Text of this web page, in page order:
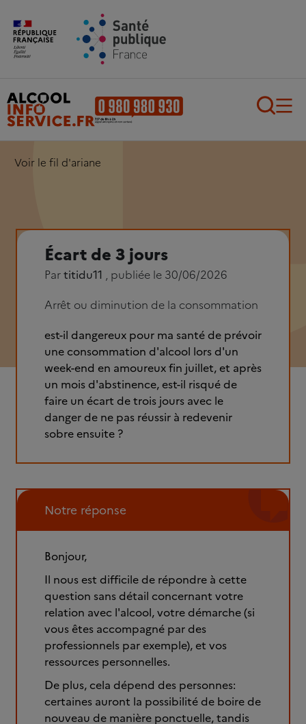
Aller au contenu principal
Voir le fil d'ariane
Écart de 3 jours
Partitidu11 , publiée le 30/06/2026
Arrêt ou diminution de la consommation
est-il dangereux pour ma santé de prévoir
une consommation d'alcool lors d'un
week-end en amoureux fin juillet, et après
un mois d'abstinence, est-il risqué de
faire un écart de trois jours avec le
danger de ne pas réussir à redevenir
sobre ensuite ?
Notre réponse
Bonjour,
Il nous est difficile de répondre à cette
question sans détail concernant votre
relation avec l'alcool, votre démarche (si
vous êtes accompagné par des
professionnels par exemple), et vos
ressources personnelles.
De plus, cela dépend des personnes:
certaines auront la possibilité de boire de
nouveau de manière ponctuelle, tandis